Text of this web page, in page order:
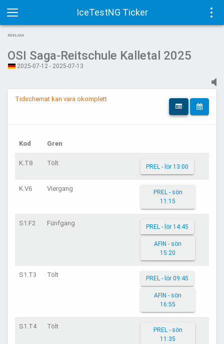
IceTestNG Ticker
Toggle
navigation
REKLAM
OSI Saga-Reitschule Kalletal 2025
2025-07-12 - 2025-07-13
Tidschemat kan vara okomplett
Kod Gren
K.T8 Tölt PREL - lör 13:00
K.V6 Viergang
PREL - sön
11:15
S1.F2 Fünfgang PREL - lör 14:45
AFIN - sön
15:20
S1.T3 Tölt PREL - lör 09:45
AFIN - sön
16:55
S1.T4 Tölt
PREL - sön
11:35